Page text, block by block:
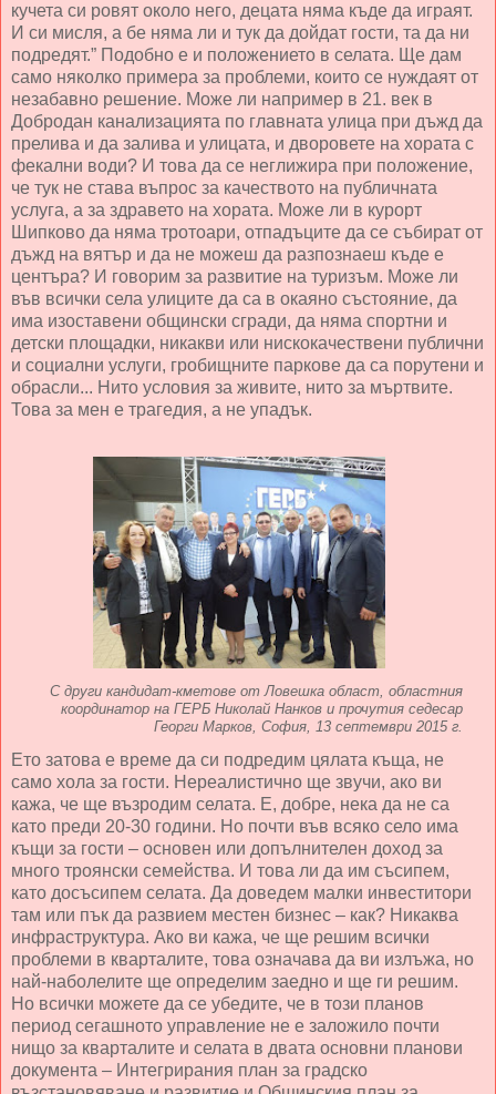
кучета си ровят около него, децата няма къде да играят.
И си мисля, а бе няма ли и тук да дойдат гости, та да ни
подредят.” Подобно е и положението в селата. Ще дам
само няколко примера за проблеми, които се нуждаят от
незабавно решение. Може ли например в 21. век в
Добродан канализацията по главната улица при дъжд да
прелива и да залива и улицата, и дворовете на хората с
фекални води? И това да се неглижира при положение,
че тук не става въпрос за качеството на публичната
услуга, а за здравето на хората. Може ли в курорт
Шипково да няма тротоари, отпадъците да се събират от
дъжд на вятър и да не можеш да разпознаеш къде е
центъра? И говорим за развитие на туризъм. Може ли
във всички села улиците да са в окаяно състояние, да
има изоставени общински сгради, да няма спортни и
детски площадки, никакви или нискокачествени публични
и социални услуги, гробищните паркове да са порутени и
обрасли... Нито условия за живите, нито за мъртвите.
Това за мен е трагедия, а не упадък.
С други кандидат-кметове от Ловешка област, областния
координатор на ГЕРБ Николай Нанков и прочутия седесар
Георги Марков, София, 13 септември 2015 г.
Ето затова е време да си подредим цялата къща, не
само хола за гости. Нереалистично ще звучи, ако ви
кажа, че ще възродим селата. Е, добре, нека да не са
като преди 20-30 години. Но почти във всяко село има
къщи за гости – основен или допълнителен доход за
много троянски семейства. И това ли да им съсипем,
като досъсипем селата. Да доведем малки инвеститори
там или пък да развием местен бизнес – как? Никаква
инфраструктура. Ако ви кажа, че ще решим всички
проблеми в кварталите, това означава да ви излъжа, но
най-наболелите ще определим заедно и ще ги решим.
Но всички можете да се убедите, че в този планов
период сегашното управление не е заложило почти
нищо за кварталите и селата в двата основни планови
документа – Интегрирания план за градско